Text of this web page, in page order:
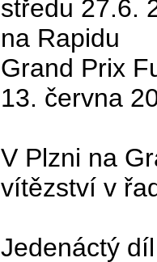
středu 27.6.
na Rapidu
Grand Prix
13. června
V Plzni na
vítězství v
Jedenáctý